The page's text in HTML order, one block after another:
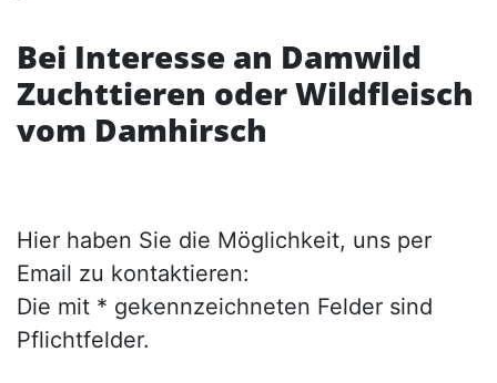
Bei Interesse an Damwild
Zuchttieren oderWildfleisch
vom Damhirsch
Hier haben Sie die Möglichkeit, uns per
Email zu kontaktieren:
Die mit * gekennzeichneten Felder sind
Pflichtfelder.